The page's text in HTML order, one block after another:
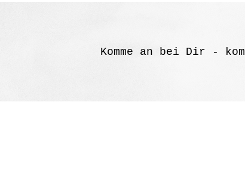
Komme an bei Dir -